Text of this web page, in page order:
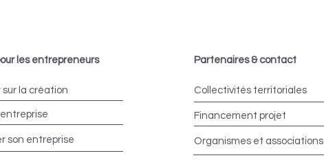
les entrepreneurs
la création
son entreprise
Partenaires & contact
Collectivités territoriales
Financement projet
Organismes et associations